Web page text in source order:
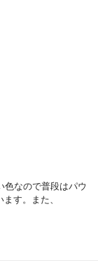
色なので普段はパウ
す。また、